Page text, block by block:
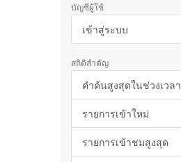
บัญชีผู้ใช้
เข้าสู่ระบบ
สถิติสำคัญ
คำค้นสูงสุดในช่วงเวลา
รายการเข้าใหม่
รายการเข้าชมสูงสุด